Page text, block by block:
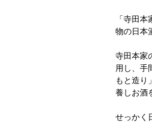
「寺田
物の日本
寺田本家
用し、手
もと造り
養しお酒
せっかく